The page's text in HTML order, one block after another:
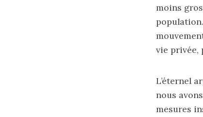
moins
vie privée,
L’éternel
nous
mesures